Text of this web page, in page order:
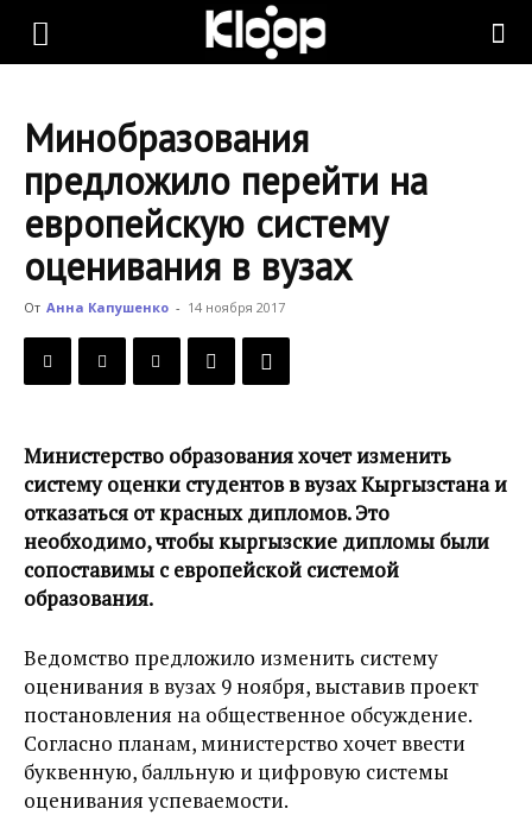
KLOOP.KG
Новости
Кыргызстана
Минобразования
предложило перейти на
европейскую систему
оценивания в вузах
От Анна Капушенко - 14 ноября 2017
Министерство образования хочет изменить
систему оценки студентов в вузах Кыргызстана и
отказаться от красных дипломов. Это
необходимо, чтобы кыргызские дипломы были
сопоставимы с европейской системой
образования.
Ведомство предложило изменить систему
оценивания в вузах 9 ноября, выставив проект
постановления на общественное обсуждение.
Согласно планам, министерство хочет ввести
буквенную, балльную и цифровую системы
оценивания успеваемости.